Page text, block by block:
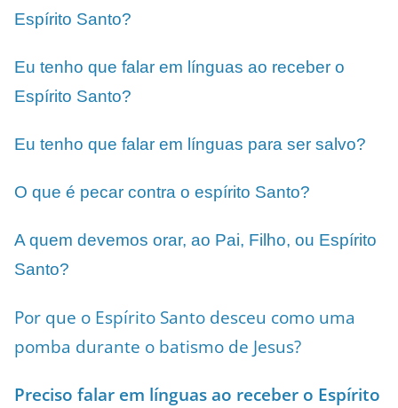
Espírito Santo?
Eu tenho que falar em línguas ao receber o
Espírito Santo?
Eu tenho que falar em línguas para ser salvo?
O que é pecar contra o espírito Santo?
A quem devemos orar, ao Pai, Filho, ou Espírito
Santo?
Por que o Espírito Santo desceu como uma
pomba durante o batismo de Jesus?
Preciso falar em línguas ao receber o Espírito